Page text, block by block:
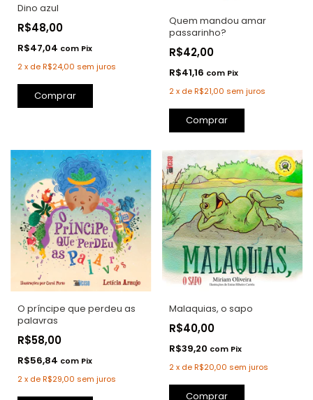
Dino azul
R$48,00
R$47,04 com Pix
2x deR$24,00 sem juros
Comprar
Quem mandou amar
passarinho?
R$42,00
R$41,16 com Pix
2 x deR$21,00 sem juros
Comprar
O príncipe que perdeu as
palavras
R$58,00
R$56,84 com Pix
2x deR$29,00 sem juros
Malaquias, o sapo
R$40,00
R$39,20 com Pix
2 x deR$20,00 sem juros